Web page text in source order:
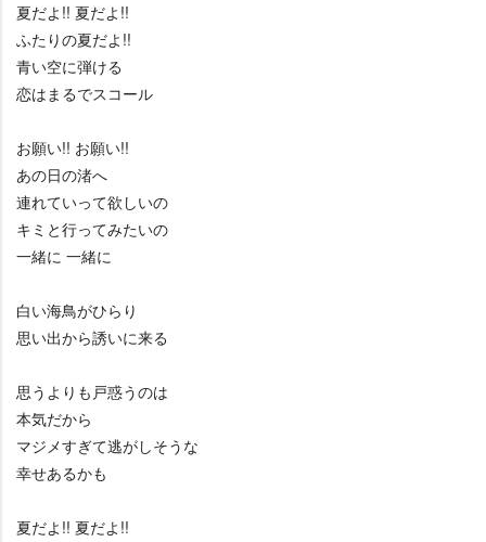
夏だよ!! 夏だよ!!
ふたりの夏だよ!!
青い空に弾ける
恋はまるでスコール
お願い!! お願い!!
あの日の渚へ
連れていって欲しいの
キミと行ってみたいの
一緒に 一緒に
白い海鳥がひらり
思い出から誘いに来る
思うよりも戸惑うのは
本気だから
マジメすぎて逃がしそうな
幸せあるかも
夏だよ!! 夏だよ!!